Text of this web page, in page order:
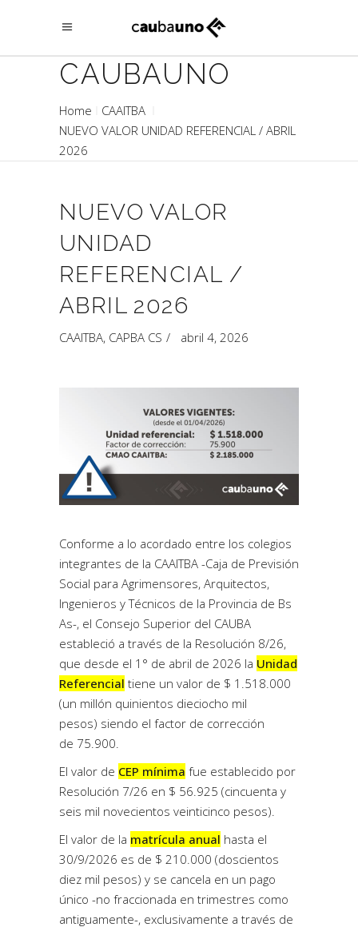
CAUBAUNO
Home
CAAITBA
NUEVO VALOR UNIDAD REFERENCIAL / ABRIL
2026
NUEVO VALOR
UNIDAD
REFERENCIAL /
ABRIL 2026
CAAITBA, CAPBA CS abril 4, 2026
Conforme a lo acordado entre los colegios
integrantes de la CAAITBA -Caja de Previsión
Social para Agrimensores, Arquitectos,
Ingenieros y Técnicos de la Provincia de Bs
As-, el Consejo Superior del CAUBA
estableció a través de la Resolución 8/26,
que desde el 1° de abril de 2026 la Unidad
Referencial tiene un valor de $ 1.518.000
(un millón quinientos dieciocho mil
pesos) siendo el factor de corrección
de 75.900.
El valor de CEP mínima fue establecido por
Resolución 7/26 en $ 56.925 (cincuenta y
seis mil novecientos veinticinco pesos).
El valor de la matrícula anual hasta el
30/9/2026 es de $ 210.000 (doscientos
diez mil pesos) y se cancela en un pago
único -no fraccionada en trimestres como
antiguamente-, exclusivamente a través de